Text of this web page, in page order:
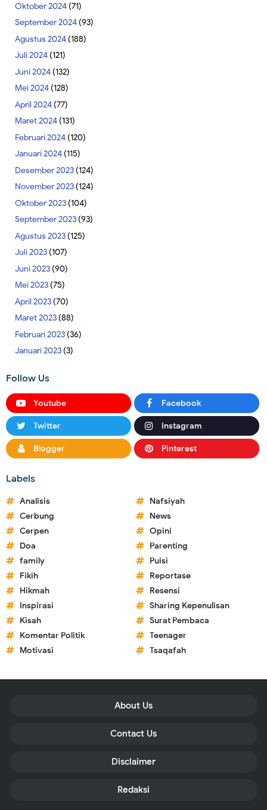
Oktober 2024(71)
September 2024(93)
Agustus 2024(188)
Juli 2024(121)
Juni 2024(132)
Mei 2024(128)
April 2024(77)
Maret 2024(131)
Februari 2024(120)
Januari 2024(115)
Desember 2023(124)
November 2023(124)
Oktober 2023(104)
September 2023(93)
Agustus 2023(125)
Juli 2023(107)
Juni 2023(90)
Mei 2023(75)
April 2023(70)
Maret 2023(88)
Februari 2023(36)
Januari 2023(3)
Follow Us
Youtube Facebook
Twitter Instagram
Blogger Pinterest
Labels
Analisis
Cerbung
Cerpen
Doa
family
Fikih
Hikmah
Inspirasi
Kisah
Komentar Politik
Motivasi
Nafsiyah
News
Opini
Parenting
Puisi
Reportase
Resensi
Sharing Kepenulisan
Surat Pembaca
Teenager
Tsaqafah
About Us
Contact Us
Disclaimer
Redaksi